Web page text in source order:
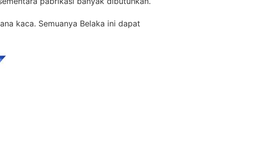
kaca. Semuanya Belaka ini dapat